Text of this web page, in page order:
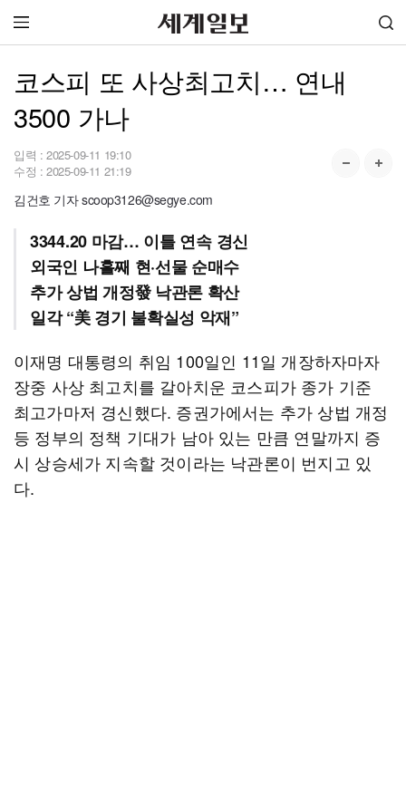
코스피 또 사상최고치… 연내
3500 가나
입력 : 2025-09-11 19:10
수정 : 2025-09-11 21:19
김건호 기자 scoop3126@segye.com
3344.20 마감… 이틀 연속 경신
외국인 나흘째 현·선물 순매수
추가 상법 개정發 낙관론 확산
일각 “美 경기 불확실성 악재”
이재명 대통령의 취임 100일인 11일 개장하자마자
장중 사상 최고치를 갈아치운 코스피가 종가 기준
최고가마저 경신했다. 증권가에서는 추가 상법 개정
등 정부의 정책 기대가 남아 있는 만큼 연말까지 증
시 상승세가 지속할 것이라는 낙관론이 번지고 있
다.